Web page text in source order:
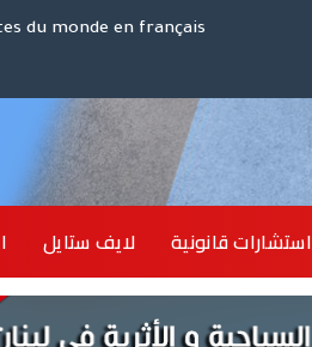
du monde en français
لايف ستايل استشارات قانونية